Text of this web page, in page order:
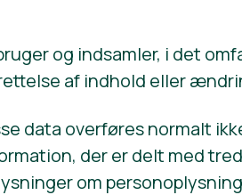
og indsamler, i det
af indhold eller
data overføres normalt
der er delt med
om